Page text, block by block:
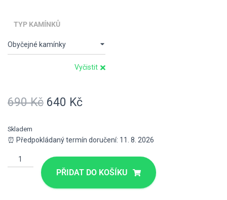
TYP KAMÍNKŮ
Vyčistit
690Kč 640 Kč
Skladem
⏰ Předpokládaný termín doručení: 11. 8. 2026
PŘIDAT DO KOŠÍKU